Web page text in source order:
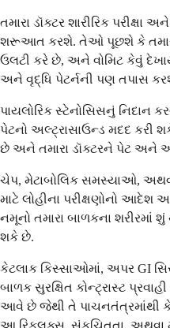
તમારા ડૉક્ટર શારીરિક પરીક્ષા
શરૂઆત કરશે. તેઓ પૂછશે કે તમારું
ઉલટી કરે છે, અને વોમિટ કેવું
અને વૃદ્ધિ પેટર્નની પણ તપાસ
પાયલોરિક સ્ટેનોસિસનું નિદાન
પેટનો અલ્ટ્રાસાઉન્ડ મદદ કરી
છે અને તમારા ડૉક્ટરને પેટ અને
ચેપ, મેટાબોલિક સમસ્યાઓ,
માટે લોહીના પરીક્ષણોનો આદેશ
નમૂનો તમારા બાળકના શરીરમાં
શકે છે.
કેટલાક કિસ્સાઓમાં, અપર GI
બાળક સુરક્ષિત કોન્ટ્રાસ્ટ
આવે છે જેથી તે પાચનતંત્રમાંથી
આ રિફ્લક્સ, સંકુચિતતા, અથવા